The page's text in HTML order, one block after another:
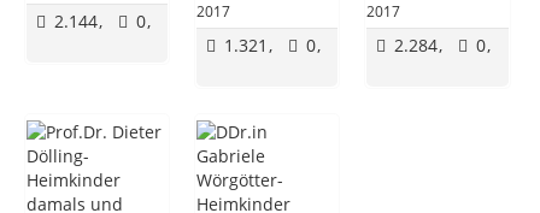
2.144 0
2017
1.321 0
2017
2.284 0